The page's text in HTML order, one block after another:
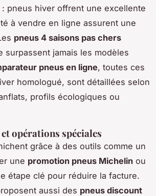
pneus hiver offrent une excellente
à vendre en ligne assurent une
pneus 4 saisons pas chers
surpassent jamais les modèles
pneus en ligne, toutes ces
homologué, sont détaillées selon
profils écologiques ou
opérations spéciales
grâce à des outils comme un
une promotion pneus Michelin ou
étape clé pour réduire la facture.
aussi des pneus discount